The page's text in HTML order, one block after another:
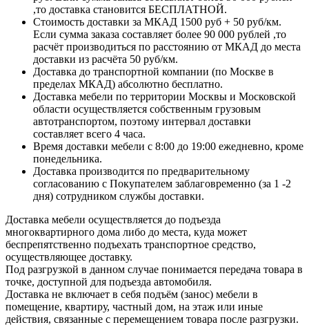
,то доставка становится БЕСПЛАТНОЙ.
Стоимость доставки за МКАД 1500 руб + 50 руб/км.
Если сумма заказа составляет более 90 000 рублей ,то
расчёт производиться по расстоянию от МКАД до места
доставки из расчёта 50 руб/км.
Доставка до транспортной компании (по Москве в
пределах МКАД) абсолютно бесплатно.
Доставка мебели по территории Москвы и Московской
области осуществляется собственным грузовым
автотранспортом, поэтому интервал доставки
составляет всего 4 часа.
Время доставки мебели с 8:00 до 19:00 ежедневно, кроме
понедельника.
Доставка производится по предварительному
согласованию с Покупателем заблаговременно (за 1 -2
дня) сотрудником службы доставки.
Доставка мебели осуществляется до подъезда
многоквартирного дома либо до места, куда может
беспрепятственно подъехать транспортное средство,
осуществляющее доставку.
Под разгрузкой в данном случае понимается передача товара в
точке, доступной для подъезда автомобиля.
Доставка не включает в себя подъём (занос) мебели в
помещение, квартиру, частный дом, на этаж или иные
действия, связанные с перемещением товара после разгрузки.